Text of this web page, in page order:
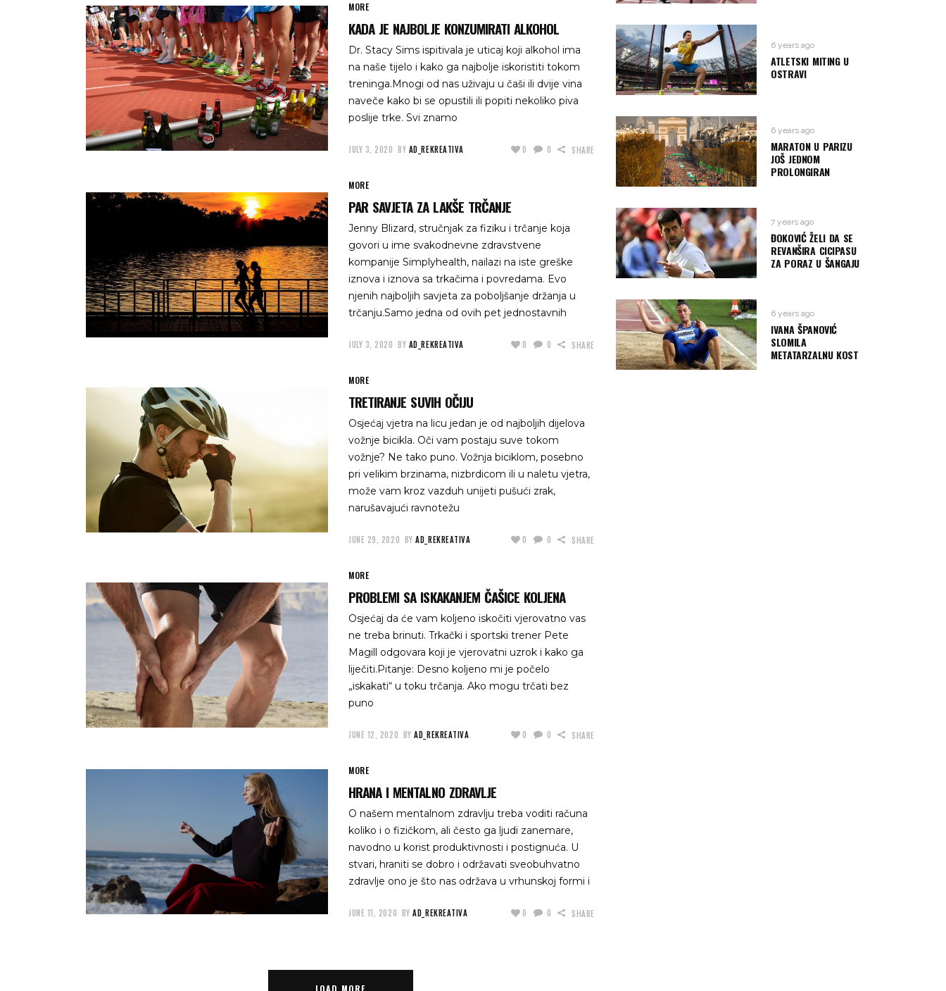
MORE
KADA JE NAJBOLJE KONZUMIRATI ALKOHOL
Dr. Stacy Sims ispitivala je uticaj koji alkohol ima
na naše tijelo i kako ga najbolje iskoristiti tokom
treninga.Mnogi od nas uživaju u čaši ili dvije vina
naveče kako bi se opustili ili popiti nekoliko piva
poslije trke. Svi znamo
JULY 3, 2020 BY AD_REKREATIVA 0 0 SHARE
MORE
PAR SAVJETA ZA LAKŠE TRČANJE
Jenny Blizard, stručnjak za fiziku i trčanje koja
govori u ime svakodnevne zdravstvene
kompanije Simplyhealth, nailazi na iste greške
iznova i iznova sa trkačima i povredama. Evo
njenih najboljih savjeta za poboljšanje držanja u
trčanju.Samo jedna od ovih pet jednostavnih
JULY 3, 2020 BY AD_REKREATIVA 0 0 SHARE
MORE
TRETIRANJE SUVIH OČIJU
Osjećaj vjetra na licu jedan je od najboljih dijelova
vožnje bicikla. Oči vam postaju suve tokom
vožnje? Ne tako puno. Vožnja biciklom, posebno
pri velikim brzinama, nizbrdicom ili u naletu vjetra,
može vam kroz vazduh unijeti pušući zrak,
narušavajući ravnotežu
JUNE 29, 2020 BY AD_REKREATIVA 0 0 SHARE
MORE
PROBLEMI SA ISKAKANJEM ČAŠICE KOLJENA
Osjećaj da će vam koljeno iskočiti vjerovatno vas
ne treba brinuti. Trkački i sportski trener Pete
Magill odgovara koji je vjerovatni uzrok i kako ga
liječiti.Pitanje: Desno koljeno mi je počelo
„iskakati“ u toku trčanja. Ako mogu trčati bez
puno
JUNE 12, 2020 BY AD_REKREATIVA 0 0 SHARE
MORE
HRANA I MENTALNO ZDRAVLJE
O našem mentalnom zdravlju treba voditi računa
koliko i o fizičkom, ali često ga ljudi zanemare,
navodno u korist produktivnosti i postignuća. U
stvari, hraniti se dobro i održavati sveobuhvatno
zdravlje ono je što nas održava u vrhunskoj formi i
JUNE 11, 2020 BY AD_REKREATIVA 0 0 SHARE
LOAD MORE
6 years ago
ATLETSKI MITING U
OSTRAVI
6 years ago
MARATON U PARIZU
JOŠ JEDNOM
PROLONGIRAN
7 years ago
ĐOKOVIĆ ŽELI DA SE
REVANŠIRA CICIPASU
ZA PORAZ U ŠANGAJU
6 years ago
IVANA ŠPANOVIĆ
SLOMILA
METATARZALNU KOST